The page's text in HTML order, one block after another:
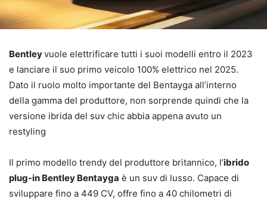
Bentleyvuole elettrificare tutti i suoi modelli entro il 2023
e lanciare il suo primo veicolo 100% elettrico nel 2025.
Dato il ruolo molto importante del Bentayga all’interno
della gamma del produttore, non sorprende quindi che la
versione ibrida del suv chic abbia appena avuto un
restyling
Il primo modello trendy del produttore britannico, l’ibrido
plug-in Bentley Bentayga è un suv di lusso. Capace di
sviluppare fino a 449 CV, offre fino a 40 chilometri di